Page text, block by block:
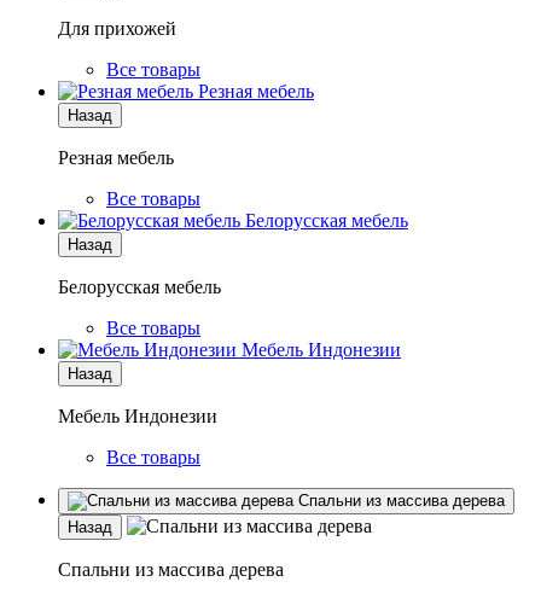
Для прихожей
Все товары
Резная мебель
Назад
Резная мебель
Все товары
Белорусская мебель
Назад
Белорусская мебель
Все товары
Мебель Индонезии
Назад
Мебель Индонезии
Все товары
Спальни из массива дерева
Назад
Спальни из массива дерева